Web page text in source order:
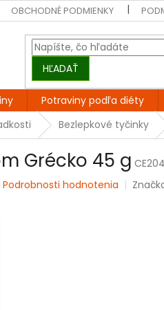
OBCHODNÉ PODMIENKY
HĽADAŤ
Potraviny podľa diéty
Bezlepkové tyčinky
Grécko 45 g
Podrobnosti hodnotenia